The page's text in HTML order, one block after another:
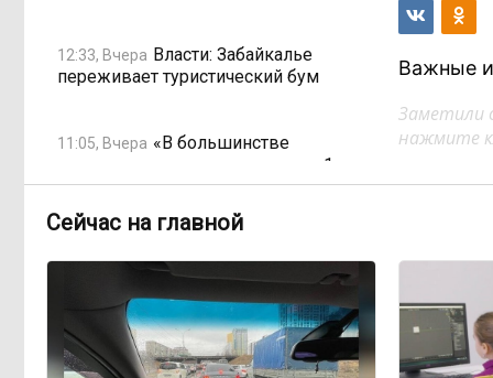
12:33, Вчера Власти: Забайкалье
переживает туристический бум
11:05, Вчера «В большинстве
регионов индексация прошла с 1
января»: почему Забайкалье
бюджетникам
10:16, Вчера
В Каларском округе
подрядчик и чиновник попали под
уголовные дела
Важные
Заметили
нажмите
Сейчас на главной